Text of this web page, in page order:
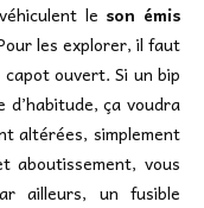
le son émis
les explorer, il faut
ouvert. Si un bip
d’habitude, ça voudra
altérées, simplement
aboutissement, vous
ailleurs, un fusible